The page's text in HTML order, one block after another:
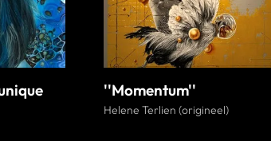
''Momentum''
Helene Terlien (origineel)